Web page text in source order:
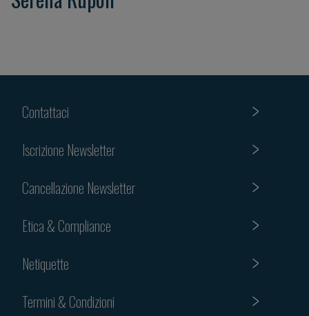
Contattaci
Iscrizione Newsletter
Cancellazione Newsletter
Etica & Compliance
Netiquette
Termini & Condizioni